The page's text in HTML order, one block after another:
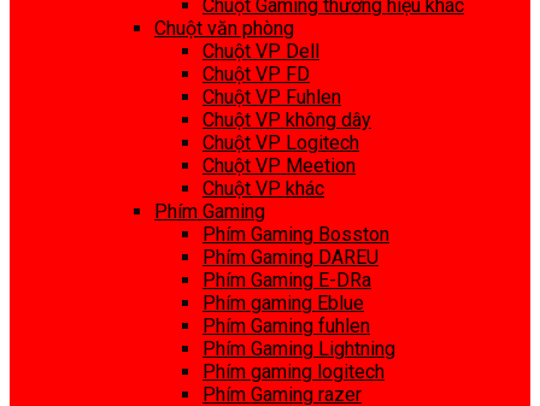
Chuột Gaming thương hiệu khác
Chuột văn phòng
Chuột VP Dell
Chuột VP FD
Chuột VP Fuhlen
Chuột VP không dây
Chuột VP Logitech
Chuột VP Meetion
Chuột VP khác
Phím Gaming
Phím Gaming Bosston
Phím Gaming DAREU
Phím Gaming E-DRa
Phím gaming Eblue
Phím Gaming fuhlen
Phím Gaming Lightning
Phím gaming logitech
Phím Gaming razer